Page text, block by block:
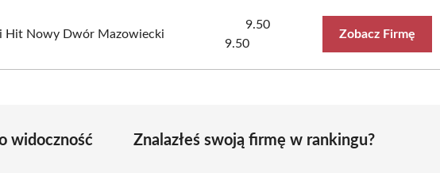
Hit Nowy Dwór Mazowiecki
9.50
9.50
Zobacz Firmę
widoczność
Znalazłeś swoją firmę w rankingu?